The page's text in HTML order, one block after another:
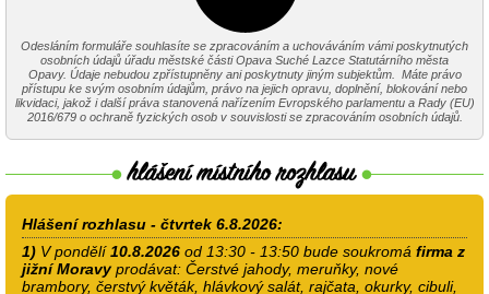
Odesláním formuláře souhlasíte se zpracováním a uchováváním vámi poskytnutých
osobních údajů úřadu městské části Opava Suché Lazce Statutárního města
Opavy. Údaje nebudou zpřístupněny ani poskytnuty jiným subjektům. Máte právo
přístupu ke svým osobním údajům, právo na jejich opravu, doplnění, blokování nebo
likvidaci, jakož i další práva stanovená nařízením Evropského parlamentu a Rady (EU)
2016/679 o ochraně fyzických osob v souvislosti se zpracováním osobních údajů.
Hlášení rozhlasu - čtvrtek 6.8.2026:
1) V pondělí10.8.2026 od 13:30 - 13:50 bude soukromá firma z
jižní Moravyprodávat: Čerstvé jahody, meruňky, nové
brambory, čerstvý květák, hlávkový salát, rajčata, okurky, cibuli,